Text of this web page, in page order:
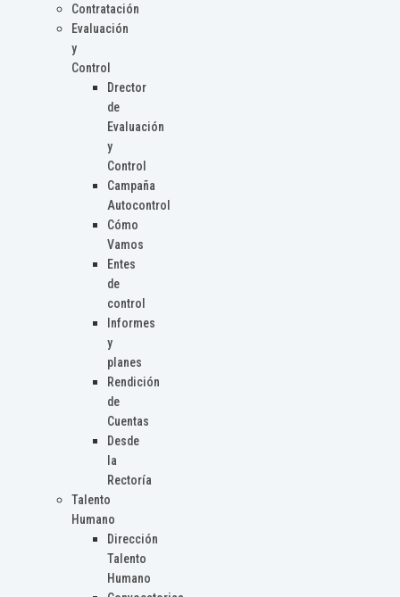
Contratación
Evaluación
y
Control
Drector
de
Evaluación
y
Control
Campaña
Autocontrol
Cómo
Vamos
Entes
de
control
Informes
y
planes
Rendición
de
Cuentas
Desde
la
Rectoría
Talento
Humano
Dirección
Talento
Humano